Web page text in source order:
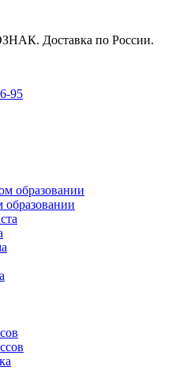
Доставка по России.
95
образовании